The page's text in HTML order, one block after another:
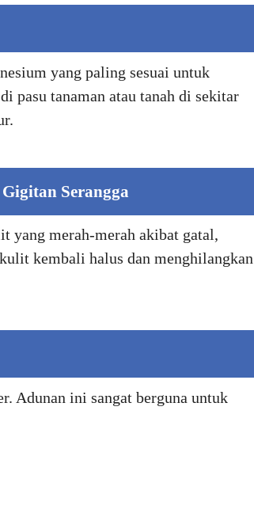
yang paling sesuai untuk
pasu tanaman atau tanah di sekitar
Serangga
yang merah-merah akibat gatal,
kembali halus dan menghilangkan
Adunan ini sangat berguna untuk